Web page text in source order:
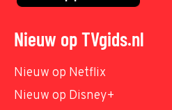
Nieuw op TVgids.nl
Nieuw op Netflix
Nieuw op Disney+